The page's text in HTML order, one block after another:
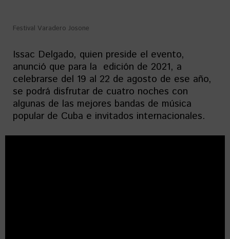
Festival Varadero Josone
Issac Delgado, quien preside el evento,
anunció que para la edición de 2021, a
celebrarse del 19 al 22 de agosto de ese año,
se podrá disfrutar de cuatro noches con
algunas de las mejores bandas de música
popular de Cuba e invitados internacionales.